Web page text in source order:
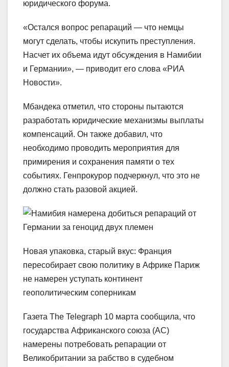
юридического форума.
«Остался вопрос репараций — что немцы
могут сделать, чтобы искупить преступления.
Насчет их объема идут обсуждения в Намибии
и Германии», — приводит его слова «РИА
Новости».
Мбандека отметил, что стороны пытаются
разработать юридические механизмы выплаты
компенсаций. Он также добавил, что
необходимо проводить мероприятия для
примирения и сохранения памяти о тех
событиях. Генпрокурор подчеркнул, что это не
должно стать разовой акцией.
Новая упаковка, старый вкус: Франция
пересобирает свою политику в Африке Париж
не намерен уступать континент
геополитическим соперникам
Газета The Telegraph 10 марта сообщила, что
государства Африканского союза (АС)
намерены потребовать репарации от
Великобритании за рабство в судебном